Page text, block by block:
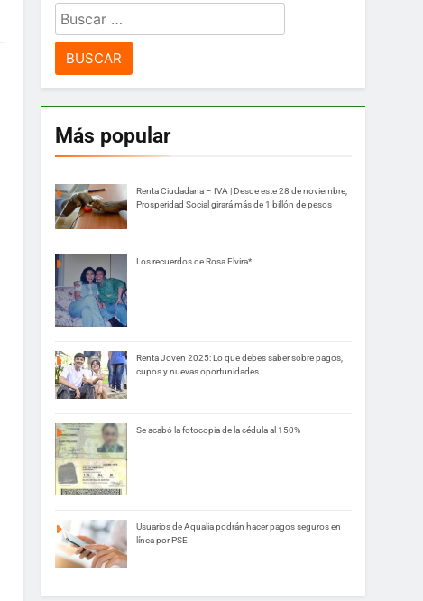
Buscar:
Más popular
Renta Ciudadana – IVA | Desde este 28 de noviembre,
Prosperidad Social girará más de 1 billón de pesos
Los recuerdos de Rosa Elvira*
Renta Joven 2025: Lo que debes saber sobre pagos,
cupos y nuevas oportunidades
Se acabó la fotocopia de la cédula al 150%
Usuarios de Aqualia podrán hacer pagos seguros en
línea por PSE